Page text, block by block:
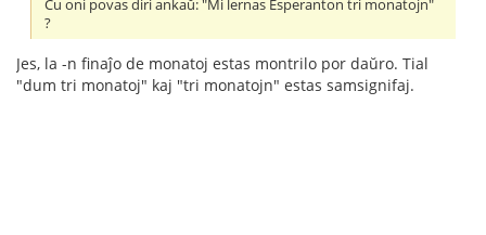
Ĉu oni povas diri ankaŭ: "Mi lernas Esperanton tri monatojn"
?
Jes, la -n finaĵo de monatoj estas montrilo por daŭro. Tial
"dum tri monatoj" kaj "tri monatojn" estas samsignifaj.